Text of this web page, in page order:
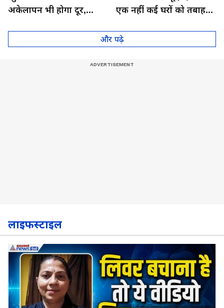
अकेलापन भी होगा दूर,
एक नहीं कई घरों को तबाह
और पढ़े
लाइफस्टाइल